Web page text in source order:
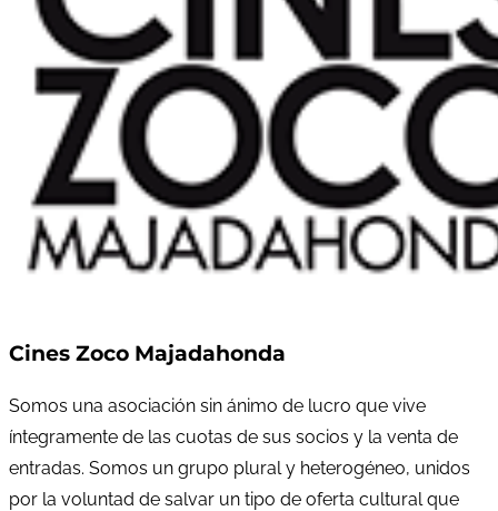
Cines Zoco Majadahonda
Somos una asociación sin ánimo de lucro que vive
íntegramente de las cuotas de sus socios y la venta de
entradas. Somos un grupo plural y heterogéneo, unidos
por la voluntad de salvar un tipo de oferta cultural que